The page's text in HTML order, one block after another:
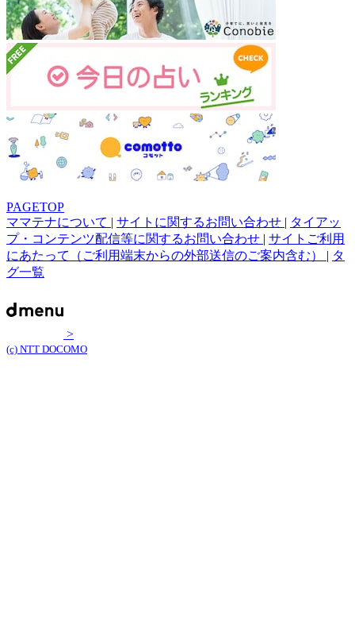
PAGETOP
ママテナについて | サイトに関するお問い合わせ | タイアッ
プ・コンテンツ配信等に関するお問い合わせ | サイトご利用
にあたって（ご利用端末からの外部送信のご案内含む） | タ
グ一覧
>
(c) NTT DOCOMO